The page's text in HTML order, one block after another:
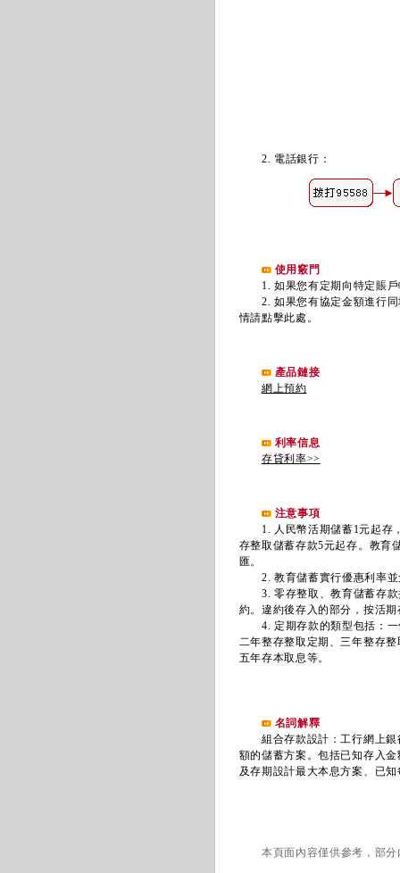
2. 電話銀行 ：
使用竅門
1. 如果您有定期向特定賬戶
2. 如果您有協定金額進行同
情請點擊此處 。
產品鏈接
網上預約
利率信息
存貸利率>>
注意事項
1. 人民幣活期儲蓄1元起存，
存整取儲蓄存款5元起存。教育
匯。
2. 教育儲蓄實行優惠利率並
3. 零存整取、教育儲蓄存款
約。違約後存入的部分，按活
4. 定期存款的類型包括：一
二年整存整取定期、三年整存
五年存本取息等。
名詞解釋
組合存款設計：工行網上銀
額的儲蓄方案。包括已知存入
及存期設計最大本息方案、已
本頁面內容僅供參考，部